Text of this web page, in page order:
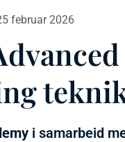
februar 2026
i samarbeid